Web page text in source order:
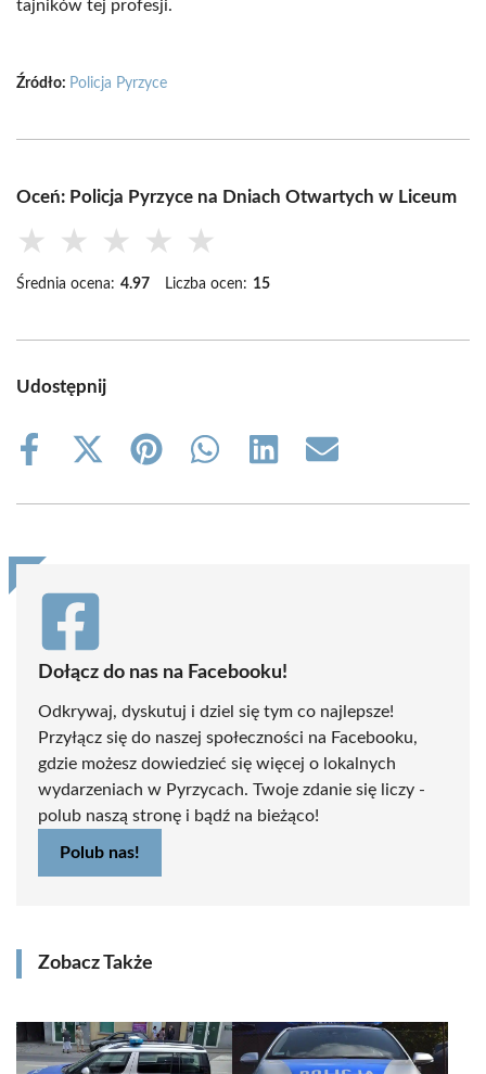
tajników tej profesji.
Źródło: Policja Pyrzyce
Oceń: Policja Pyrzyce na Dniach Otwartych w Liceum
★ ★ ★ ★ ★
Średnia ocena: 4.97 Liczba ocen: 15
Udostępnij
Share
Share
(Twitter)
Share
Share
Share
Share
Dołącz do nas na Facebooku!
Odkrywaj, dyskutuj i dziel się tym co najlepsze!
Przyłącz się do naszej społeczności na Facebooku,
gdzie możesz dowiedzieć się więcej o lokalnych
wydarzeniach w Pyrzycach. Twoje zdanie się liczy -
polub naszą stronę i bądź na bieżąco!
Polub nas!
Zobacz Także